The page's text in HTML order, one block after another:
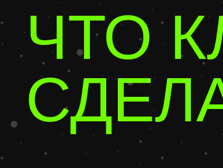
С 2014 ГОДА
КОМАНДЫ.
АГЕНТСТВО
сейчас управляю креативной
и блоги, пишем тексты, запускаем
и редакторов. наши клиенты —